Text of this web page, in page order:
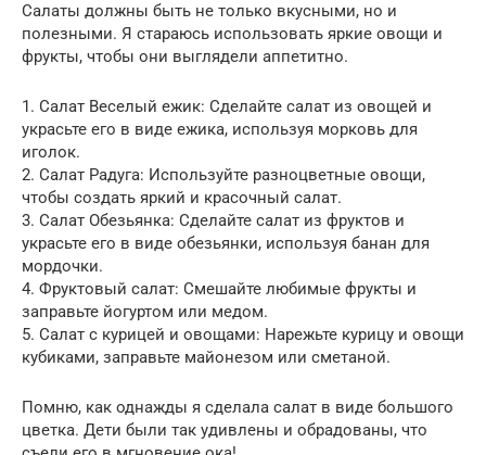
Салаты должны быть не только вкусными, но и
полезными. Я стараюсь использовать яркие овощи и
фрукты, чтобы они выглядели аппетитно.
1. Салат Веселый ежик: Сделайте салат из овощей и
украсьте его в виде ежика, используя морковь для
иголок.
2. Салат Радуга: Используйте разноцветные овощи,
чтобы создать яркий и красочный салат.
3. Салат Обезьянка: Сделайте салат из фруктов и
украсьте его в виде обезьянки, используя банан для
мордочки.
4. Фруктовый салат: Смешайте любимые фрукты и
заправьте йогуртом или медом.
5. Салат с курицей и овощами: Нарежьте курицу и овощи
кубиками, заправьте майонезом или сметаной.
Помню, как однажды я сделала салат в виде большого
цветка. Дети были так удивлены и обрадованы, что